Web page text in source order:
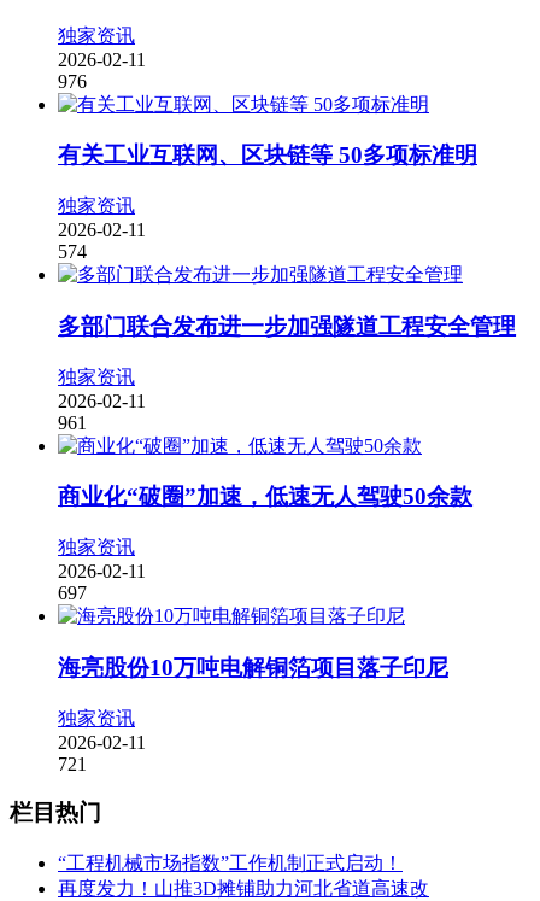
独家资讯
2026-02-11
976
有关工业互联网、区块链等 50多项标准明
独家资讯
2026-02-11
574
多部门联合发布进一步加强隧道工程安全管理
独家资讯
2026-02-11
961
商业化“破圈”加速，低速无人驾驶50余款
独家资讯
2026-02-11
697
海亮股份10万吨电解铜箔项目落子印尼
独家资讯
2026-02-11
721
栏目热门
“工程机械市场指数”工作机制正式启动！
再度发力！山推3D摊铺助力河北省道高速改